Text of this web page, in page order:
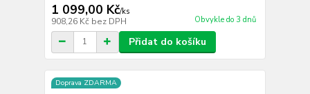
1 099,00 Kč/ks
908,26 Kč bez DPH Obvykle do 3 dnů
Přidat do košíku
Doprava ZDARMA